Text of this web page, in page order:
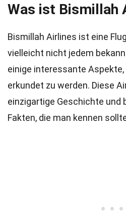
Was ist Bismillah
Bismillah Airlines ist eine
vielleicht nicht jedem
einige interessante
erkundet zu werden. Diese
einzigartige Geschichte und
Fakten, die man kennen